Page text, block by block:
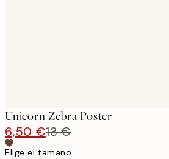
Unicorn Zebra Poster
6,50 €13 €
Elige el tamaño